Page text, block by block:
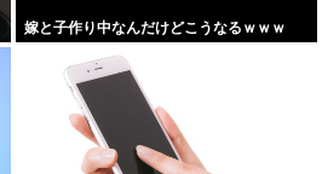
嫁と子作り中なんだけどこうなるｗｗｗ